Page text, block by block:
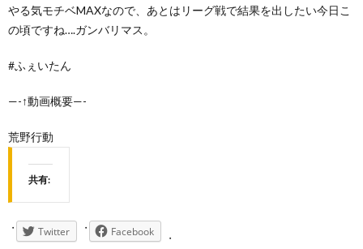
やる気モチベMAXなので、あとはリーグ戦で結果を出したい今日こ
の頃ですね….ガンバリマス。
#ふぇいたん
—-↑動画概要—-
荒野行動
共有:
Twitter Facebook